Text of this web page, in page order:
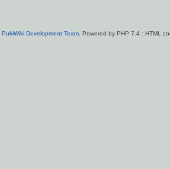
PukiWiki Development Team. Powered by PHP 7.4 : HTML